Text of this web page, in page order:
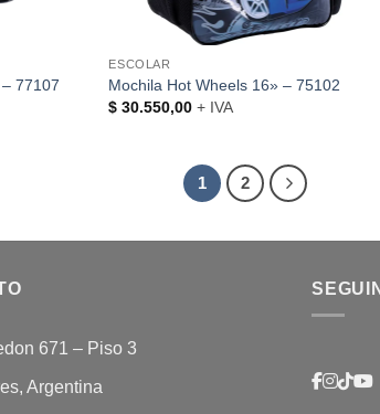
77107
ESCOLAR
Mochila Hot Wheels 16» – 75102
$ 30.550,00 + IVA
1 2
671 – Piso 3
Argentina